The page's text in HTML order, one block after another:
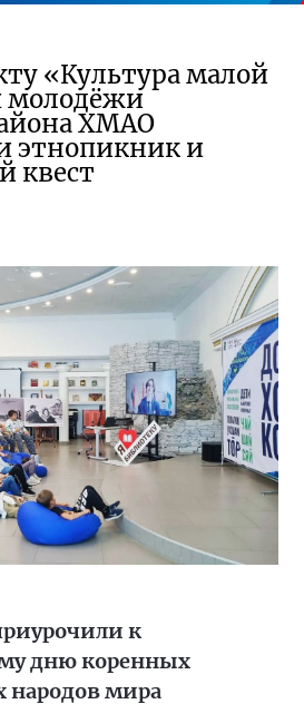
«Культура малой
молодёжи
ХМАО
этнопикник и
квест
к
дню коренных
народов мира